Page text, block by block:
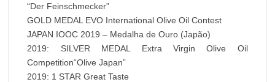
“Der Feinschmecker”
GOLD MEDAL EVO International Olive Oil Contest
JAPAN IOOC 2019 – Medalha de Ouro (Japão)
2019: SILVER MEDAL Extra Virgin Olive Oil
Competition“Olive Japan”
2019: 1 STAR Great Taste